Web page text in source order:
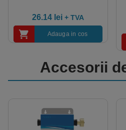
26.14 lei + TVA
Adauga in cos
Accesorii